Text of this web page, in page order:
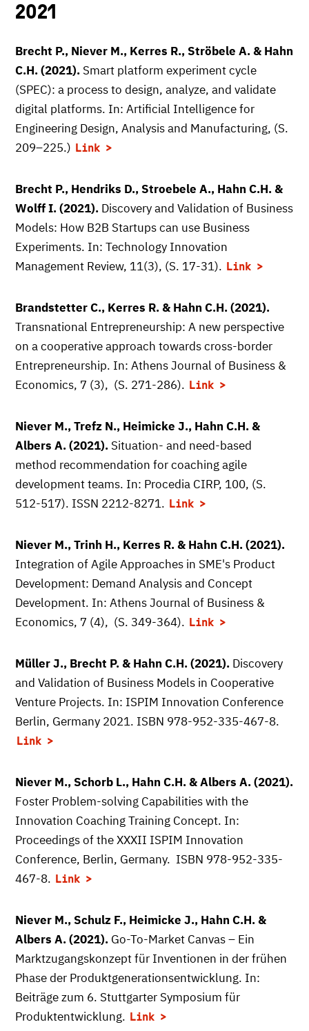
2021
Brecht P., Niever M., Kerres R., Ströbele A. & Hahn
C.H. (2021). Smart platform experiment cycle
(SPEC): a process to design, analyze, and validate
digital platforms. In: Artificial Intelligence for
Engineering Design, Analysis and Manufacturing, (S.
209–225.) Link
Brecht P., Hendriks D., Stroebele A., Hahn C.H. &
Wolff I. (2021). Discovery and Validation of Business
Models: How B2B Startups can use Business
Experiments. In: Technology Innovation
Management Review, 11(3), (S. 17-31). Link
Brandstetter C., Kerres R. & Hahn C.H. (2021).
Transnational Entrepreneurship: A new perspective
on a cooperative approach towards cross-border
Entrepreneurship. In: Athens Journal of Business &
Economics, 7 (3), (S. 271-286). Link
Niever M., Trefz N., Heimicke J., Hahn C.H. &
Albers A. (2021). Situation- and need-based
method recommendation for coaching agile
development teams. In: Procedia CIRP, 100, (S.
512-517). ISSN 2212-8271. Link
Niever M., Trinh H., Kerres R. & Hahn C.H. (2021).
Integration of Agile Approaches in SME's Product
Development: Demand Analysis and Concept
Development. In: Athens Journal of Business &
Economics, 7 (4), (S. 349-364). Link
Müller J., Brecht P. & Hahn C.H. (2021). Discovery
and Validation of Business Models in Cooperative
Venture Projects. In: ISPIM Innovation Conference
Berlin, Germany 2021. ISBN 978-952-335-467-8.
Link
Niever M., Schorb L., Hahn C.H. & Albers A. (2021).
Foster Problem-solving Capabilities with the
Innovation Coaching Training Concept. In:
Proceedings of the XXXII ISPIM Innovation
Conference, Berlin, Germany. ISBN 978-952-335-
467-8. Link
Niever M., Schulz F., Heimicke J., Hahn C.H. &
Albers A. (2021). Go-To-Market Canvas – Ein
Marktzugangskonzept für Inventionen in der frühen
Phase der Produktgenerationsentwicklung. In:
Beiträge zum 6. Stuttgarter Symposium für
Produktentwicklung. Link